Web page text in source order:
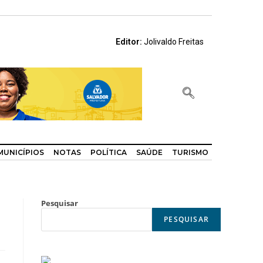
Editor:Jolivaldo Freitas
NOTAS POLÍTICA SAÚDE TURISMO
Pesquisar
PESQUISAR